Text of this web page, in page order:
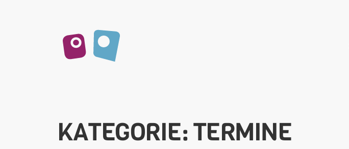
Fortbildung & Beratung
KATEGORIE:TERMINE